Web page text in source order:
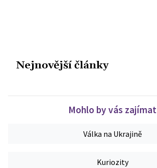
Nejnovější články
Mohlo by vás zajímat
Válka na Ukrajině
Kuriozity